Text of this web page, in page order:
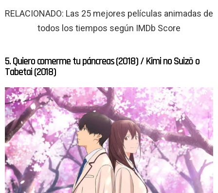
RELACIONADO: Las 25 mejores películas animadas de
todos los tiempos según IMDb Score
5. Quiero comerme tu páncreas (2018) / Kimi no Suizō o
Tabetai (2018)